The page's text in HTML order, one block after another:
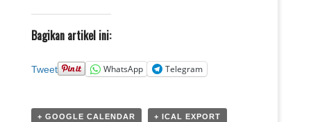
Bagikan artikel ini:
Tweet WhatsApp Telegram
+ GOOGLE CALENDAR + ICAL EXPORT